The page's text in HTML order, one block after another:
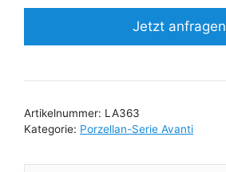
Jetzt anfragen
Artikelnummer: LA363
Kategorie: Porzellan-Serie Avanti